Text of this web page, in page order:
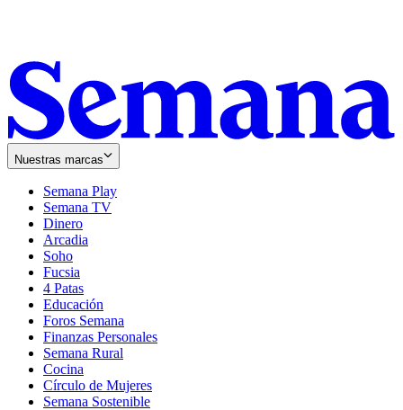
Nuestras marcas
Semana Play
Semana TV
Dinero
Arcadia
Soho
in
new
window
Fucsia
in
new
window
4 Patas
Educación
Foros Semana
Finanzas Personales
Semana Rural
Cocina
Círculo de Mujeres
Semana Sostenible